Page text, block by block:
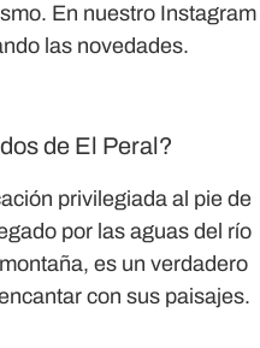
En nuestro Instagram
las novedades.
de El Peral?
privilegiada al pie de
por las aguas del río
es un verdadero
con sus paisajes.